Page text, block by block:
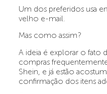
Um dos preferidos usa
velho e-mail.
Mas como assim?
A ideia é explorar o fato
compras
Shein, e já estão
confirmação dos itens